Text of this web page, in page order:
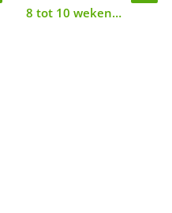
8 tot 10 weken